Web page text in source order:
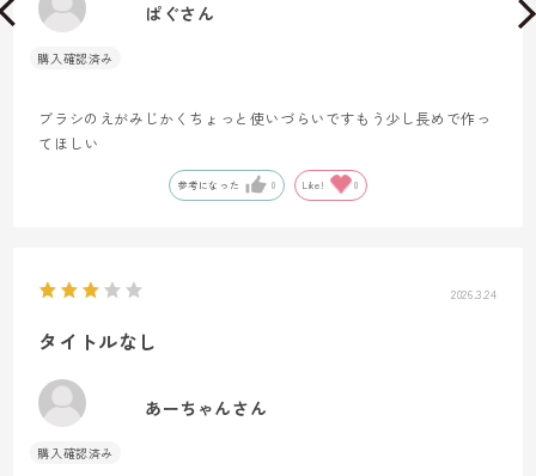
ぱぐさん
ブラシのえがみじかくちょっと使いづらいですもう少し長めで作っ
てほしい
参考になった 0 Like! 0
2026.3.24
タイトルなし
あーちゃんさん